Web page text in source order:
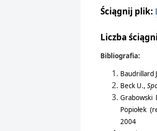
Ściągnij plik:
Liczba
Bibliografia:
Baudrillard
Beck U.,
Grabowski
Popiołek
2004